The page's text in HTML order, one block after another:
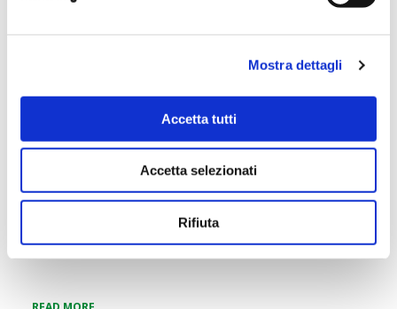
Mostra dettagli
Accetta tutti
Accetta selezionati
Rifiuta
3 ott | GUALTIERI
READ MORE
CHIESA DI SAN FRANCESCO
3 ott | CERCAS